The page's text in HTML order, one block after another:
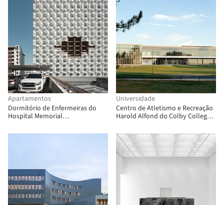
Apartamentos
Dormitório de Enfermeiras do
Hospital Memorial
Universidade
Centro de Atletismo e Recreação
Harold Alfond do Colby College /